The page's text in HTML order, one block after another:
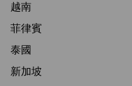
越南
菲律賓
泰國
新加坡